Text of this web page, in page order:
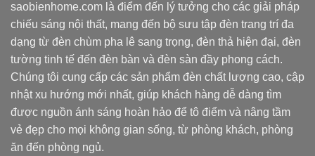
saobienhome.com là điểm đến lý tưởng cho các giải pháp
chiếu sáng nội thất, mang đến bộ sưu tập đèn trang trí đa
dạng từ đèn chùm pha lê sang trọng, đèn thả hiện đại, đèn
tường tinh tế đến đèn bàn và đèn sàn đầy phong cách.
Chúng tôi cung cấp các sản phẩm đèn chất lượng cao, cập
nhật xu hướng mới nhất, giúp khách hàng dễ dàng tìm
được nguồn ánh sáng hoàn hảo để tô điểm và nâng tầm
vẻ đẹp cho mọi không gian sống, từ phòng khách, phòng
ăn đến phòng ngủ.